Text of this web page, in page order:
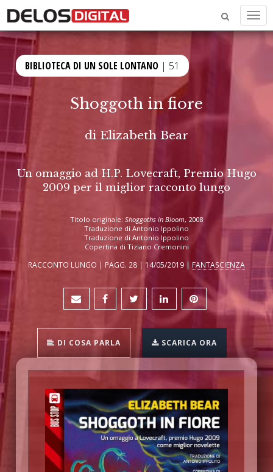
BIBLIOTECA DI UN SOLE LONTANO | 51
Shoggoth in fiore
di Elizabeth Bear
Un omaggio ad H.P. Lovecraft, Premio Hugo
2009 per il miglior racconto lungo
Titolo originale: Shoggoths in Bloom, 2008
Traduzione di Antonio Ippolino
Traduzione di Antonio Ippolino
Copertina di Tiziano Cremonini
RACCONTO LUNGO | PAGG. 28 | 14/05/2019 | FANTASCIENZA
DI COSA PARLA SCARICA ORA